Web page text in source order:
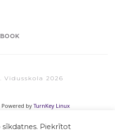
Vidusskola 2026
Piekrītot
Powered by TurnKey Linux